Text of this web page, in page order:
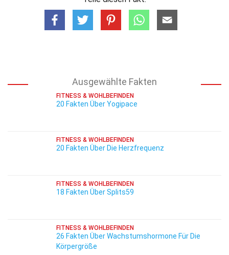
Ausgewählte Fakten
FITNESS & WOHLBEFINDEN
20 Fakten Über Yogipace
FITNESS & WOHLBEFINDEN
20 Fakten Über Die Herzfrequenz
FITNESS & WOHLBEFINDEN
18 Fakten Über Splits59
FITNESS & WOHLBEFINDEN
26 Fakten Über Wachstumshormone Für Die
Körpergröße